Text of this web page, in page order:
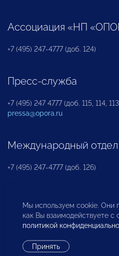
Ассоциация «НП
+7 (495) 247-4777 (доб. 124)
Пресс-служба
+7 (495) 247 4777 (доб. 115, 114,
pressa@opora.ru
Международный
+7 (495) 247-4777 (доб. 126)
Бюро по защите прав
инвесторов
Мы используем cookie. Они
как Вы взаимодействуете с
политикой
Принять